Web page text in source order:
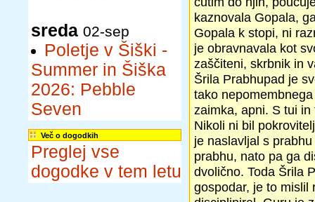
sreda 02-sep
Poletje v Šiški -
Summer in Šiška
2026: Pebble
Seven
Več o dogodkih
Preglej vse
dogodke v tem letu
kaznovala Gopala,
Gopala k stopi, ni
je obravnavala kot
zaščiteni, skrbnik in
Šrila Prabhupad je
tako
zaimka, apni. S tui
Nikoli ni bil
je naslavljal s
prabhu, nato pa ga
dvolično. Toda Šrila
gospodar, je to mislil